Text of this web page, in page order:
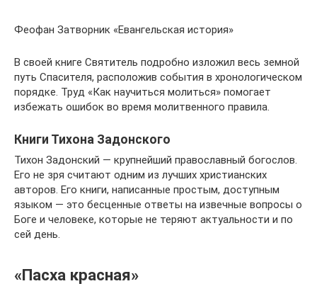
Феофан Затворник «Евангельская история»
В своей книге Святитель подробно изложил весь земной
путь Спасителя, расположив события в хронологическом
порядке. Труд «Как научиться молиться» помогает
избежать ошибок во время молитвенного правила.
Книги Тихона Задонского
Тихон Задонский — крупнейший православный богослов.
Его не зря считают одним из лучших христианских
авторов. Его книги, написанные простым, доступным
языком — это бесценные ответы на извечные вопросы о
Боге и человеке, которые не теряют актуальности и по
сей день.
«Пасха красная»